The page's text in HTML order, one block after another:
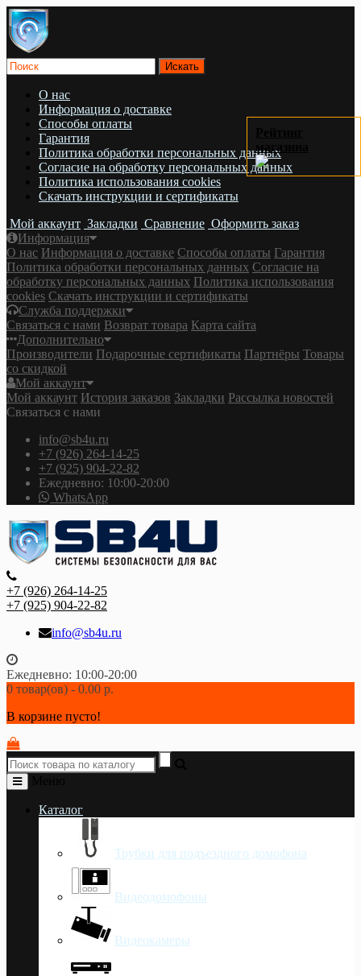
О нас
Информация о доставке
Cпособы оплаты
Гарантия
Политика обработки персональных данных
Согласие на обработку персональных данных
Политика использования cookies
Скачать инструкции и сертификаты
Мой аккаунт Закладки Сравнение Оформить заказ
Информация
О нас Информация о доставке Cпособы оплаты Гарантия
Политика обработки персональных данных Согласие на
обработку персональных данных Политика использования
cookies Скачать инструкции и сертификаты
Служба поддержки
Связаться с нами Возврат товара Карта сайта
Дополнительно
Производители Подарочные сертификаты Партнёры Товары
со скидкой
Мой аккаунт
Мой аккаунт История заказов Закладки Рассылка новостей
Связаться с нами
info@sb4u.ru
+7 (926) 264-14-25
+7 (925) 904-22-82
Ежедневно: 10:00-20:00
WhatsApp
+7 (926) 264-14-25
+7 (925) 904-22-82
info@sb4u.ru
Ежедневно: 10:00-20:00
0 товар(ов) - 0.00 р.
В корзине пусто!
Каталог
Трубки для подъездного домофона
Видеодомофоны
Видеокамеры